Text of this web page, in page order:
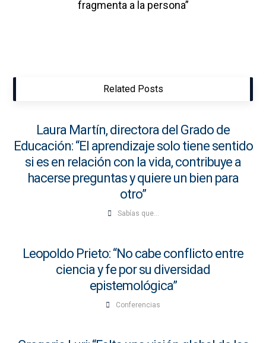
fragmenta a la persona”
Related Posts
Laura Martín, directora del Grado de
Educación: “El aprendizaje solo tiene sentido
si es en relación con la vida, contribuye a
hacerse preguntas y quiere un bien para
otro”
Sabías que...
Leopoldo Prieto: “No cabe conflicto entre
ciencia y fe por su diversidad
epistemológica”
Conferencias